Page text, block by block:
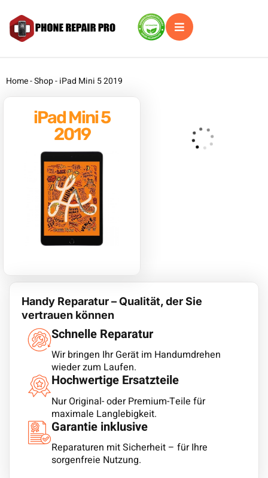
Home-Shop-iPad Mini 5 2019
Handy Reparatur – Qualität, der Sie
vertrauen können
Schnelle Reparatur
Wir bringen Ihr Gerät im Handumdrehen
wieder zum Laufen.
Hochwertige Ersatzteile
Nur Original- oder Premium-Teile für
maximale Langlebigkeit.
Garantie inklusive
Reparaturen mit Sicherheit – für Ihre
sorgenfreie Nutzung.
iPad Mini 5
2019